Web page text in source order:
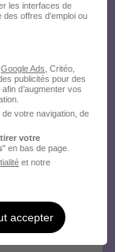
les interfaces de
des offres d'emploi ou
Google Ads , Critéo,
publicités pour des
d’augmenter vos
votre navigation, de
votre
" en bas de page.
et notre
accepter